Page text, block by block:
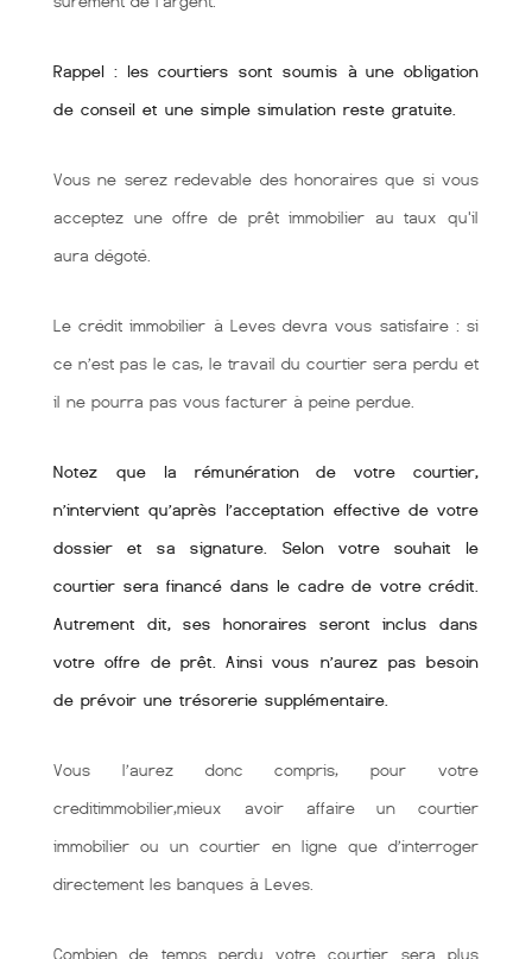
Rappel : les courtiers sont soumis à une obligation
de conseil et une simple simulation reste gratuite.
Vous ne serez redevable des honoraires que si vous
acceptez une offre de prêt immobilier au taux qu'il
aura dégoté.
Le crédit immobilier à Leves devra vous satisfaire : si
ce n’est pas le cas, le travail du courtier sera perdu et
il ne pourra pas vous facturer à peine perdue.
Notez que la rémunération de votre courtier,
n’intervient qu’après l’acceptation effective de votre
dossier et sa signature. Selon votre souhait le
courtier sera financé dans le cadre de votre crédit.
Autrement dit, ses honoraires seront inclus dans
votre offre de prêt. Ainsi vous n’aurez pas besoin
de prévoir une trésorerie supplémentaire.
Vous l’aurez donc compris, pour votre
creditimmobilier,mieux avoir affaire un courtier
immobilier ou un courtier en ligne que d’interroger
directement les banques à Leves.
Combien de temps perdu votre courtier sera plus